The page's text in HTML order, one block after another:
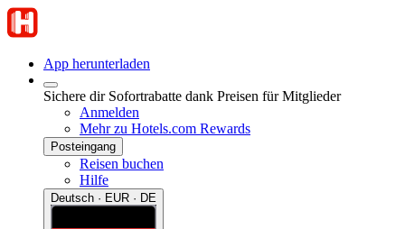
App herunterladen
Sichere dir Sofortrabatte dank Preisen für Mitglieder
Anmelden
Mehr zu Hotels.com Rewards
Posteingang
Reisen buchen
Hilfe
Deutsch · EUR · DE